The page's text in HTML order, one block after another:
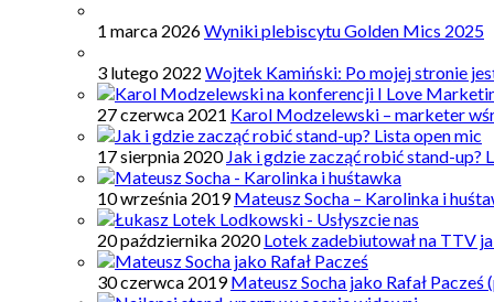
1 marca 2026Wyniki plebiscytu Golden Mics 2025
3 lutego 2022 Wojtek Kamiński: Po mojej stronie
27 czerwca 2021 Karol Modzelewski – marketer
17 sierpnia 2020 Jak i gdzie zacząć robić stand-up?
10 września 2019 Mateusz Socha – Karolinka i
20 października 2020 Lotek zadebiutował na TTV
30 czerwca 2019 Mateusz Socha jako Rafał Pacześ